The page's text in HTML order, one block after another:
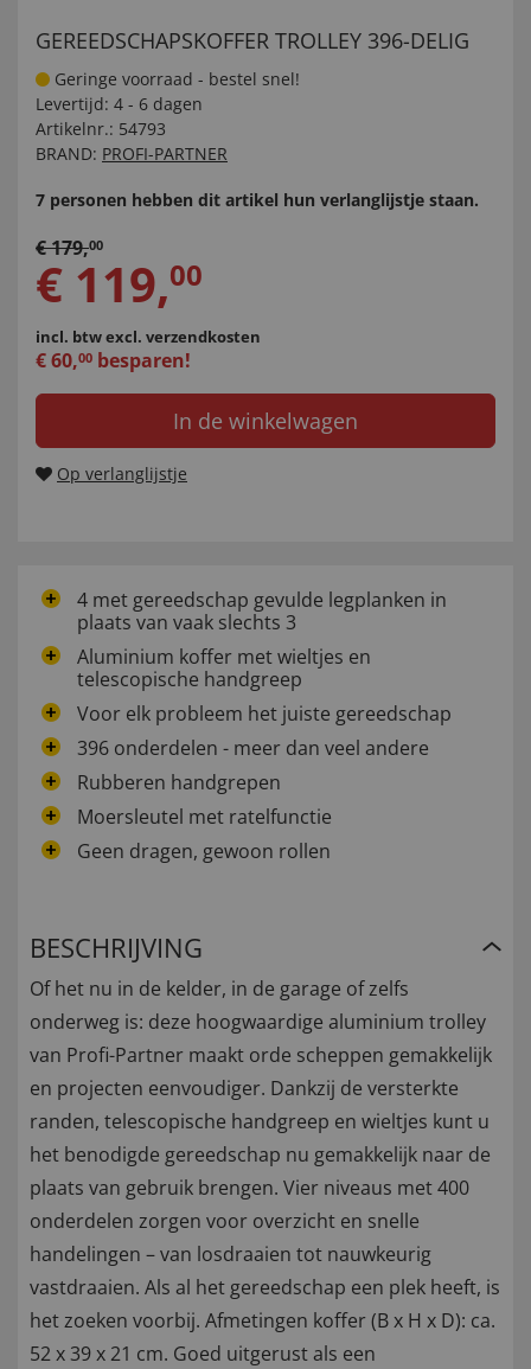
GEREEDSCHAPSKOFFER TROLLEY 396-DELIG
Geringe voorraad - bestel snel!
Levertijd: 4 - 6 dagen
Artikelnr.: 54793
BRAND: PROFI-PARTNER
7 personen hebben dit artikel hun verlanglijstje staan.
€179,00
€ 119,00
incl. btwexcl. verzendkosten
€60,00 besparen!
In de winkelwagen
Op verlanglijstje
4 met gereedschap gevulde legplanken in
plaats van vaak slechts 3
Aluminium koffer met wieltjes en
telescopische handgreep
Voor elk probleem het juiste gereedschap
396 onderdelen - meer dan veel andere
Rubberen handgrepen
Moersleutel met ratelfunctie
Geen dragen, gewoon rollen
BESCHRIJVING
Of het nu in de kelder, in de garage of zelfs
onderweg is: deze hoogwaardige aluminium trolley
van Profi-Partner maakt orde scheppen gemakkelijk
en projecten eenvoudiger. Dankzij de versterkte
randen, telescopische handgreep en wieltjes kunt u
het benodigde gereedschap nu gemakkelijk naar de
plaats van gebruik brengen. Vier niveaus met 400
onderdelen zorgen voor overzicht en snelle
handelingen – van losdraaien tot nauwkeurig
vastdraaien. Als al het gereedschap een plek heeft, is
het zoeken voorbij. Afmetingen koffer (B x H x D): ca.
52 x 39 x 21 cm. Goed uitgerust als een